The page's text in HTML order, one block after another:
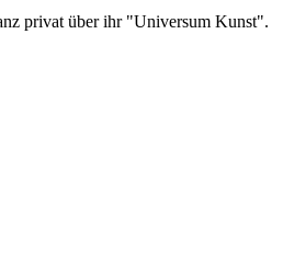
privat über ihr "Universum Kunst".